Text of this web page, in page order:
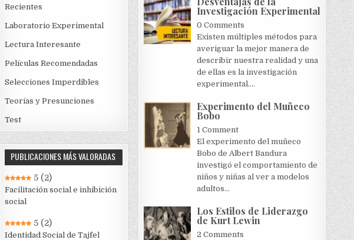
Recientes
Laboratorio Experimental
Lectura Interesante
Películas Recomendadas
Selecciones Imperdibles
Teorías y Presunciones
Test
PUBLICACIONES MÁS VALORADAS
5 (2)
Facilitación social e inhibición
social
5 (2)
Identidad Social de Tajfel
Investigación Experimental
0 Comments
Existen múltiples métodos para
averiguar la mejor manera de
describir nuestra realidad y una
de ellas es la investigación
experimental....
Experimento del Muñeco
Bobo
1 Comment
El experimento del muñeco
Bobo de Albert Bandura
investigó el comportamiento de
niños y niñas al ver a modelos
adultos...
Los Estilos de Liderazgo
de Kurt Lewin
2 Comments